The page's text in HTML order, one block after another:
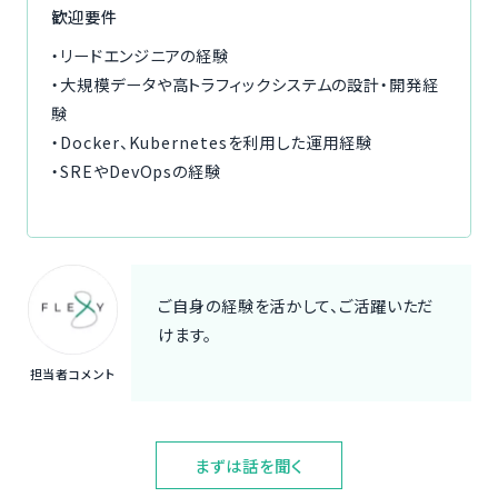
歓迎要件
・リードエンジニアの経験
・大規模データや高トラフィックシステムの設計・開発経
験
・Docker、Kubernetesを利用した運用経験
・SREやDevOpsの経験
担当者コメント
ご自身の経験を活かして、ご活躍いただ
けます。
まずは話を聞く